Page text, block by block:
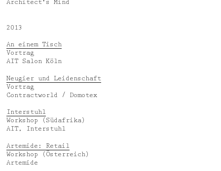
Architect's Mind
2013
An einem Tisch
Vortrag
AIT Salon Köln
Neugier und Leidenschaft
Vortrag
Contractworld / Domotex
Interstuhl
Workshop (Südafrika)
AIT, Interstuhl
Artemide: Retail
Workshop (Österreich)
Artemide